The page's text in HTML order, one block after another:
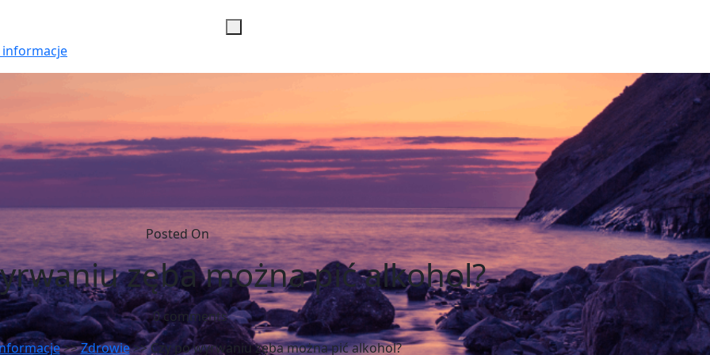
Posted On
zęba można pić alkohol?
0 comments
>>Zdrowie>> Czy po wyrwaniu zęba można pić alkohol?